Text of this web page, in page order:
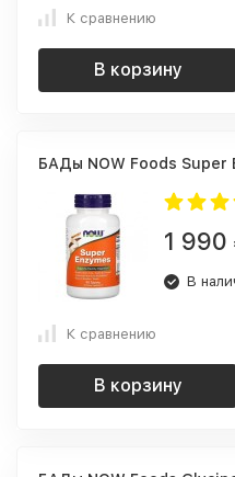
К сравнению
В корзину
БАДы NOW Foods Super
1 990
В
К сравнению
В корзину